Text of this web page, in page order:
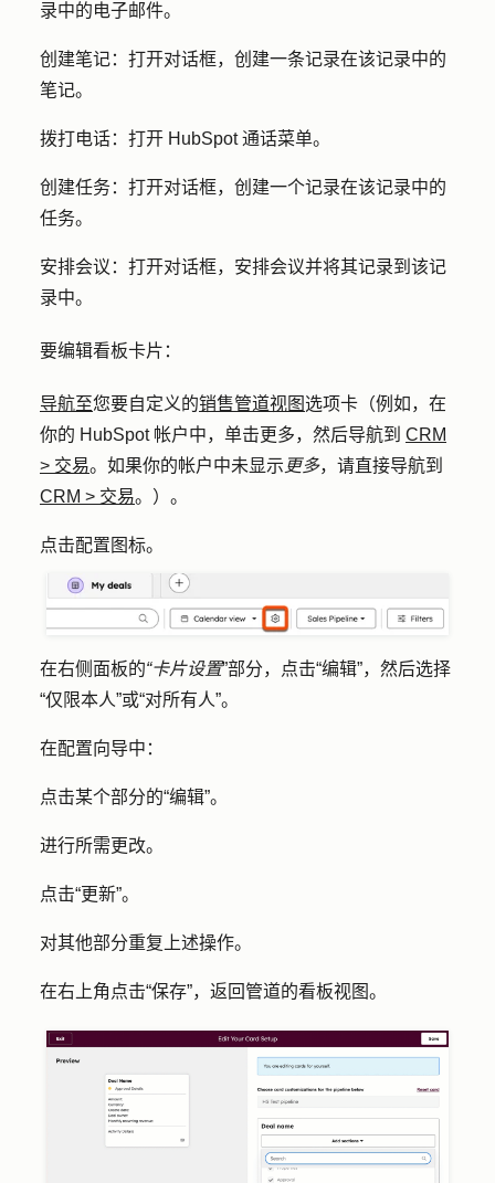
录中的电子邮件。
创建笔记：打开对话框，创建一条记录在该记录中的
笔记。
拨打电话：打开 HubSpot 通话菜单。
创建任务：打开对话框，创建一个记录在该记录中的
任务。
安排会议 ：打开对话框，安排会议并将其记录到该记
录中。
要编辑看板卡片：
导航至您要自定义的销售管道视图选项卡（例如，在
你的 HubSpot 帐户中，单击更多，然后导航到 CRM
> 交易。如果你的帐户中未显示 更多，请直接导航到
CRM > 交易。）。
点击配置图标。
在右侧面板的“卡片设置”部分，点击“编辑”，然后选择
“仅限本人”或“对所有人”。
在配置向导中：
点击某个部分的“编辑”。
进行所需更改。
点击“更新”。
对其他部分重复上述操作。
在右上角点击“保存”，返回管道的看板视图。